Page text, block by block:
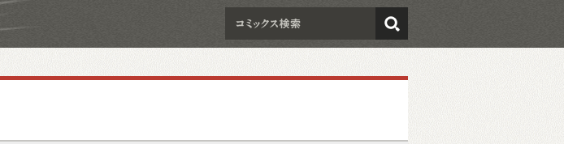
検索